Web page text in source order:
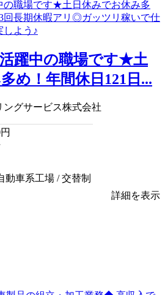
躍中の職場です★土
め！年間休日121日...
ングサービス株式会社
円
動車系工場 / 交替制
詳細を表示